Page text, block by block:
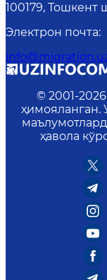
100179, Тошкент
Электрон почта:
© 2001-2026
ҳимояланган.
ҳавола